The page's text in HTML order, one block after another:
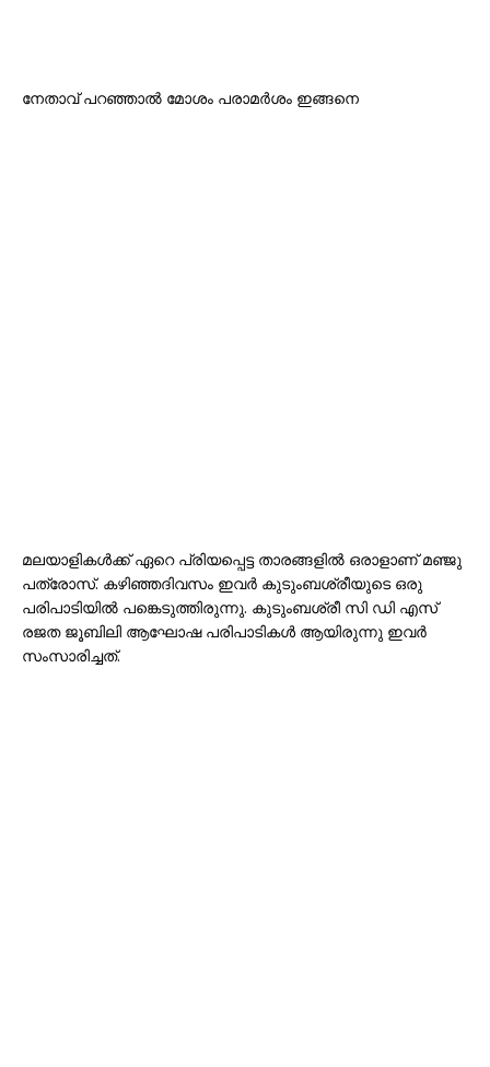
നേതാവ് പറഞ്ഞാൽ മോശം പരാമർശം ഇങ്ങനെ
മലയാളികൾക്ക് ഏറെ പ്രിയപ്പെട്ട താരങ്ങളിൽ ഒരാളാണ് മഞ്ജു
പത്രോസ്. കഴിഞ്ഞദിവസം ഇവർ കുടുംബശ്രീയുടെ ഒരു
പരിപാടിയിൽ പങ്കെടുത്തിരുന്നു. കുടുംബശ്രീ സി ഡി എസ്
രജത ജൂബിലി ആഘോഷ പരിപാടികൾ ആയിരുന്നു ഇവർ
സംസാരിച്ചത്.